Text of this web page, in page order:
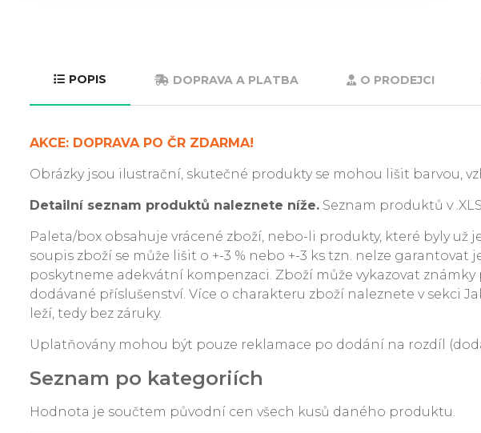
POPIS DOPRAVA A PLATBA O PRODEJCI
AKCE: DOPRAVA PO ČR ZDARMA!
Obrázky jsou ilustrační, skutečné produkty se mohou lišit barvou,
Detailní seznam produktů naleznete níže. Seznam produktů v
Paleta/box obsahuje vrácené zboží, nebo-li produkty, které byly
soupis zboží se může lišit o +-3 % nebo +-3 ks tzn. nelze garantovat
poskytneme adekvátní kompenzaci. Zboží může vykazovat
dodávané příslušenství. Více o charakteru zboží naleznete v sekci
leží, tedy bez záruky.
Uplatňovány mohou být pouze reklamace po dodání na rozdíl
Seznam po kategoriích
Hodnota je součtem původní cen všech kusů daného produktu.